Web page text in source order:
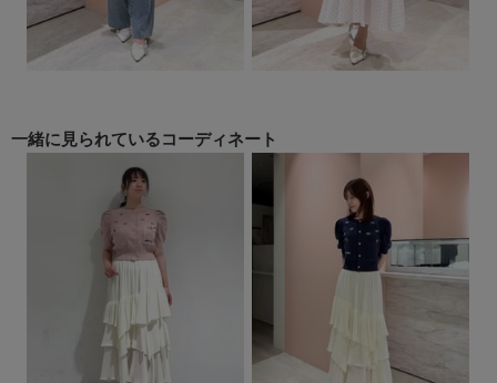
一緒に見られているコーディネート